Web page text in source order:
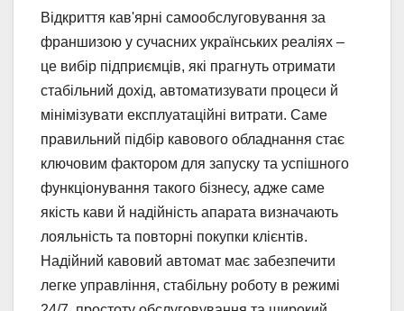
Відкриття кав'ярні самообслуговування за
франшизою у сучасних українських реаліях –
це вибір підприємців, які прагнуть отримати
стабільний дохід, автоматизувати процеси й
мінімізувати експлуатаційні витрати. Саме
правильний підбір кавового обладнання стає
ключовим фактором для запуску та успішного
функціонування такого бізнесу, адже саме
якість кави й надійність апарата визначають
лояльність та повторні покупки клієнтів.
Надійний кавовий автомат має забезпечити
легке управління, стабільну роботу в режимі